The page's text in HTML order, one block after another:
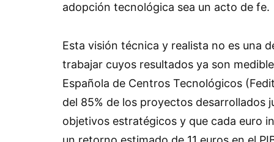
adopción tecnológica sea un acto de fe.
Esta visión técnica y realista no es una
trabajar cuyos resultados ya son
Española de Centros Tecnológicos
del 85% de los proyectos desarrollados
objetivos estratégicos y que cada euro